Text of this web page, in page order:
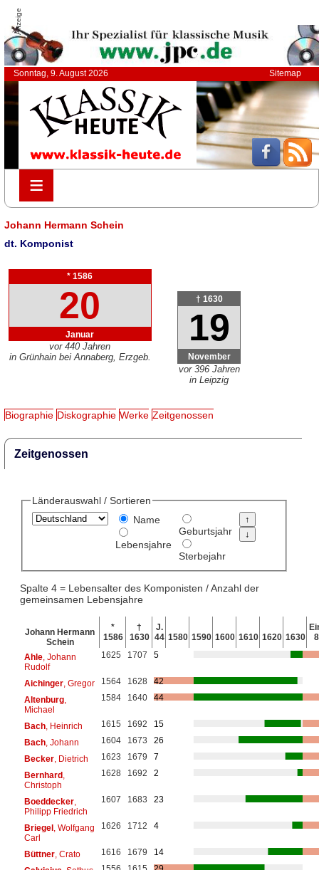
Anzeige
Sonntag, 9. August 2026 Sitemap
≡
≡
Johann Hermann Schein
dt. Komponist
* 1586
20
Januar
vor 440 Jahren
in Grünhain bei Annaberg, Erzgeb.
† 1630
19
November
vor 396 Jahren
in Leipzig
Biographie Diskographie Werke Zeitgenossen
Zeitgenossen
Länderauswahl / Sortieren
Name
Lebensjahre
Geburtsjahr
Sterbejahr
Spalte 4 = Lebensalter des Komponisten / Anzahl der
gemeinsamen Lebensjahre
Johann Hermann
Schein
*
1586
†
1630
J.
44 1580 1590 1600 1610 1620 1630
Ahle, Johann
Rudolf
1625 1707 5
Aichinger, Gregor 1564 1628
42
Altenburg,
Michael
1584 1640 44
Bach, Heinrich 1615 1692
15
Bach, Johann 1604 1673
26
Becker, Dietrich 1623 1679
7
Bernhard,
Christoph
1628 1692 2
Boeddecker,
Philipp Friedrich
1607 1683 23
Briegel, Wolfgang
Carl
1626 1712 4
Büttner, Crato 1616 1679
14